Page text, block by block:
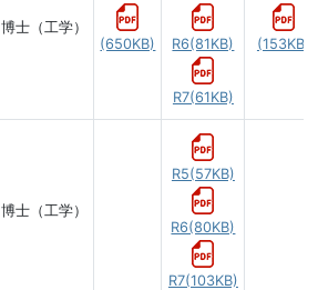
博士（工学）
(650KB)
R6(81KB)
R7(61KB)
(153KB)
博士（工学）
R5(57KB)
R6(80KB)
R7(103KB)